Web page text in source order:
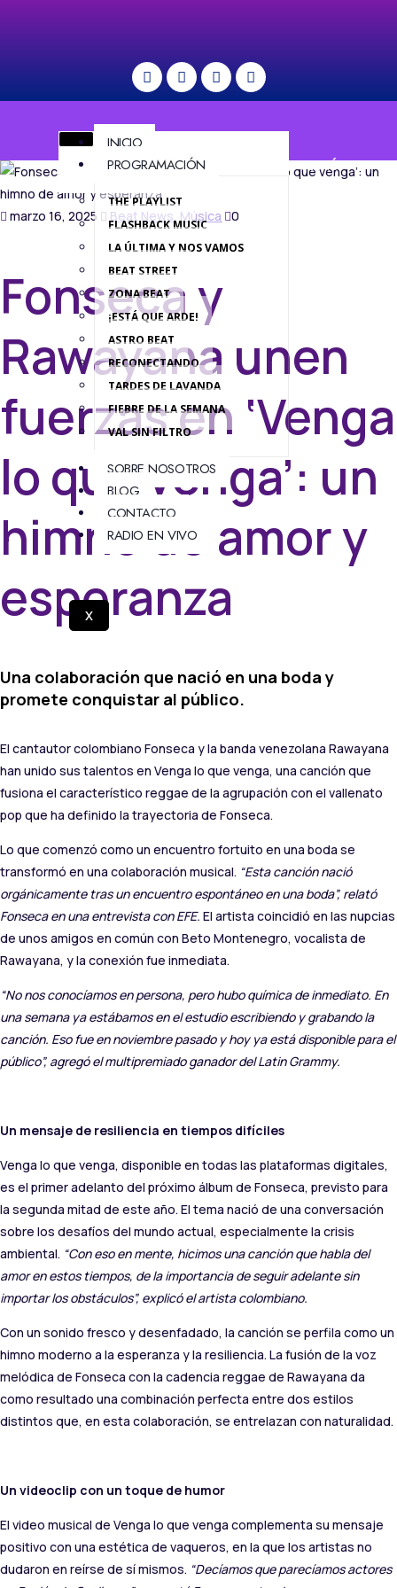
INICIO
PROGRAMACIÓN
THE PLAYLIST
FLASHBACK MUSIC
LA ÚLTIMA Y NOS VAMOS
BEAT STREET
ZONA BEAT
¡ESTÁ QUE ARDE!
ASTRO BEAT
RECONECTANDO
TARDES DE LAVANDA
FIEBRE DE LA SEMANA
VAL SIN FILTRO
SOBRE NOSOTROS
BLOG
CONTACTO
RADIO EN VIVO
X
MENÚ
marzo 16, 2025 Beat News, Música 0
Fonseca y
Rawayana unen
fuerzas en ‘Venga
lo que venga’: un
himno de amor y
esperanza
Una colaboración que nació en una boda y
promete conquistar al público.
El cantautor colombiano Fonseca y la banda venezolana Rawayana
han unido sus talentos en Venga lo que venga, una canción que
fusiona el característico reggae de la agrupación con el vallenato
pop que ha definido la trayectoria de Fonseca.
Lo que comenzó como un encuentro fortuito en una boda se
transformó en una colaboración musical. “Esta canción nació
orgánicamente tras un encuentro espontáneo en una boda”, relató
Fonseca en una entrevista con EFE. El artista coincidió en las nupcias
de unos amigos en común con Beto Montenegro, vocalista de
Rawayana, y la conexión fue inmediata.
“No nos conocíamos en persona, pero hubo química de inmediato. En
una semana ya estábamos en el estudio escribiendo y grabando la
canción. Eso fue en noviembre pasado y hoy ya está disponible para el
público”, agregó el multipremiado ganador del Latin Grammy.
Un mensaje de resiliencia en tiempos difíciles
Venga lo que venga, disponible en todas las plataformas digitales,
es el primer adelanto del próximo álbum de Fonseca, previsto para
la segunda mitad de este año. El tema nació de una conversación
sobre los desafíos del mundo actual, especialmente la crisis
ambiental. “Con eso en mente, hicimos una canción que habla del
amor en estos tiempos, de la importancia de seguir adelante sin
importar los obstáculos”, explicó el artista colombiano.
Con un sonido fresco y desenfadado, la canción se perfila como un
himno moderno a la esperanza y la resiliencia. La fusión de la voz
melódica de Fonseca con la cadencia reggae de Rawayana da
como resultado una combinación perfecta entre dos estilos
distintos que, en esta colaboración, se entrelazan con naturalidad.
Un videoclip con un toque de humor
El video musical de Venga lo que venga complementa su mensaje
positivo con una estética de vaqueros, en la que los artistas no
dudaron en reírse de sí mismos. “Decíamos que parecíamos actores